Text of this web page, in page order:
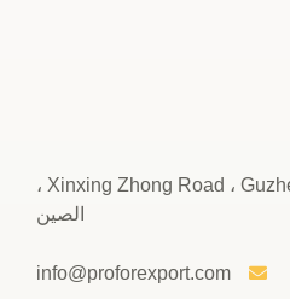
26 Xinxing Zhong Road ، Guzhen ، Zhongshan ،
الصين
info@proforexport.com